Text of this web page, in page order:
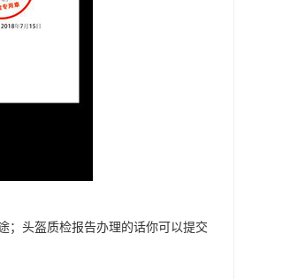
；头盔质检报告办理的话你可以提交